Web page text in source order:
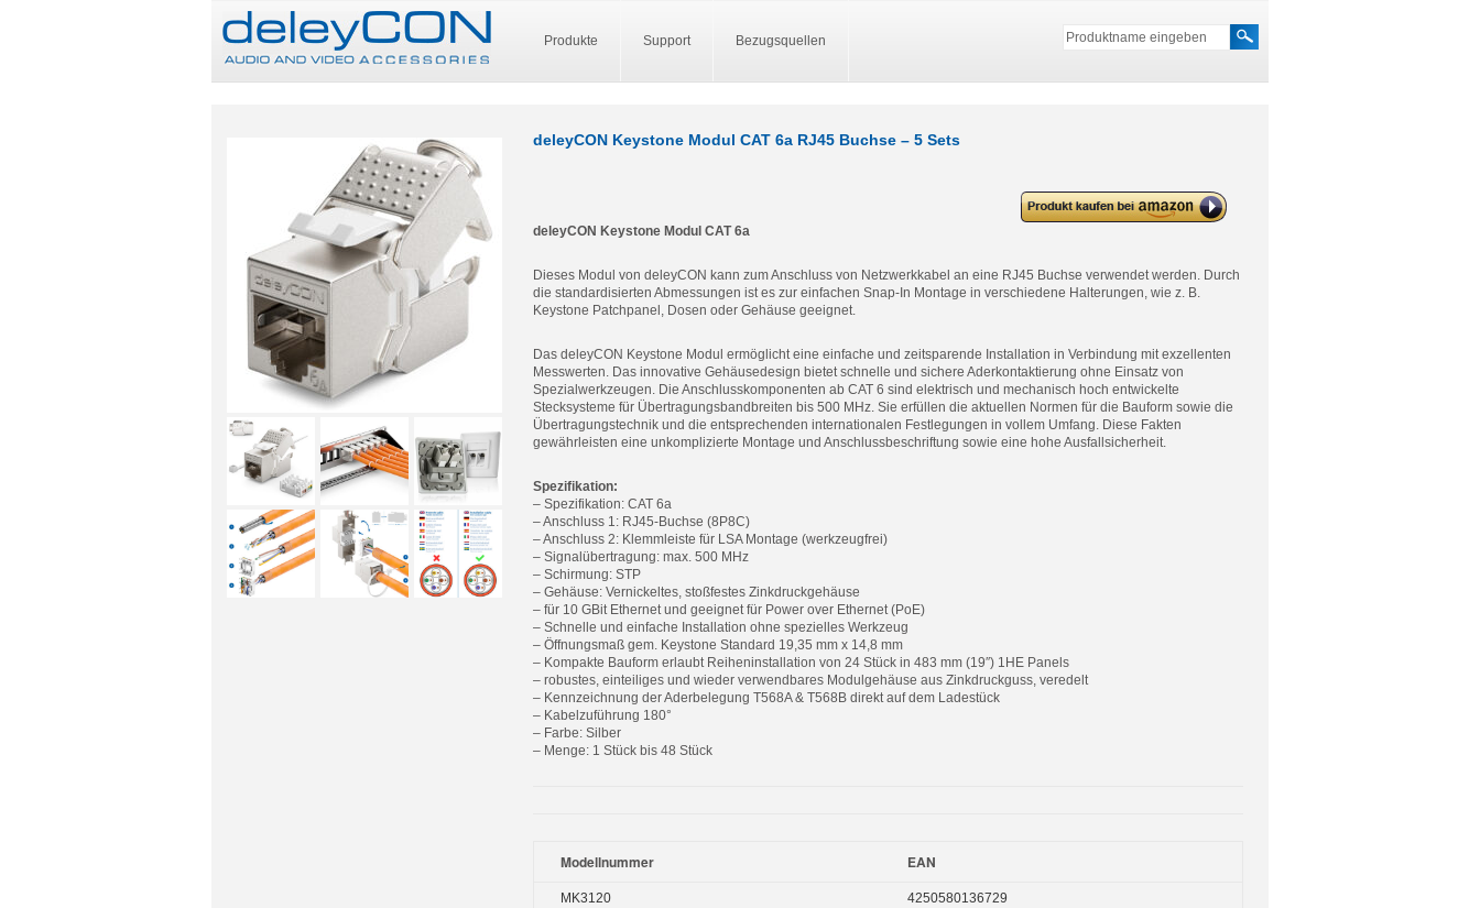
Produkte Support Bezugsquellen
deleyCON Keystone Modul CAT 6a RJ45 Buchse – 5 Sets
deleyCON Keystone Modul CAT
6a RJ45 Buchse – 5 Sets
deleyCON Keystone Modul CAT 6a
Dieses Modul von deleyCON kann zum Anschluss von Netzwerkkabel an eine RJ45 Buchse verwendet werden. Durch
die standardisierten Abmessungen ist es zur einfachen Snap-In Montage in verschiedene Halterungen, wie z. B.
Keystone Patchpanel, Dosen oder Gehäuse geeignet.
Das deleyCON Keystone Modul ermöglicht eine einfache und zeitsparende Installation in Verbindung mit exzellenten
Messwerten. Das innovative Gehäusedesign bietet schnelle und sichere Aderkontaktierung ohne Einsatz von
Spezialwerkzeugen. Die Anschlusskomponenten ab CAT 6 sind elektrisch und mechanisch hoch entwickelte
Stecksysteme für Übertragungsbandbreiten bis 500 MHz. Sie erfüllen die aktuellen Normen für die Bauform sowie die
Übertragungstechnik und die entsprechenden internationalen Festlegungen in vollem Umfang. Diese Fakten
gewährleisten eine unkomplizierte Montage und Anschlussbeschriftung sowie eine hohe Ausfallsicherheit.
Spezifikation:
– Spezifikation: CAT 6a
– Anschluss 1: RJ45-Buchse (8P8C)
– Anschluss 2: Klemmleiste für LSA Montage (werkzeugfrei)
– Signalübertragung: max. 500 MHz
– Schirmung: STP
– Gehäuse: Vernickeltes, stoßfestes Zinkdruckgehäuse
– für 10 GBit Ethernet und geeignet für Power over Ethernet (PoE)
– Schnelle und einfache Installation ohne spezielles Werkzeug
– Öffnungsmaß gem. Keystone Standard 19,35 mm x 14,8 mm
– Kompakte Bauform erlaubt Reiheninstallation von 24 Stück in 483 mm (19″) 1HE Panels
– robustes, einteiliges und wieder verwendbares Modulgehäuse aus Zinkdruckguss, veredelt
– Kennzeichnung der Aderbelegung T568A & T568B direkt auf dem Ladestück
– Kabelzuführung 180°
– Farbe: Silber
– Menge: 1 Stück bis 48 Stück
Modellnummer EAN
MK3120 4250580136729